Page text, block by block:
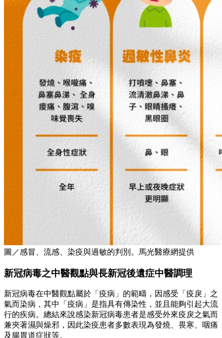
圖／感冒、流感、染疫與過敏的判別。馬光醫療網提供
新冠病毒之中醫觀點與長新冠後遺症中醫調理
新冠病毒在中醫觀點屬於「疫病」的範疇，因感受「疫戾」之
氣而染病，其中「疫病」是指具有傳染性，並且能夠引起大流
行的疾病。總結來說感染新冠病毒患者是感受外來疫戾之氣而
兼夾著濕與燥邪，因此染疫患者多數表現為發燒、畏寒、咽痛
及腸胃道症狀等。